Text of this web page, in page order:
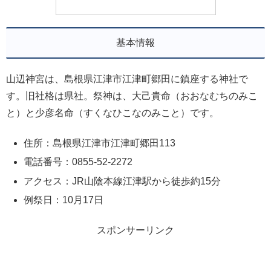
基本情報
山辺神宮は、島根県江津市江津町郷田に鎮座する神社で
す。旧社格は県社。祭神は、大己貴命（おおなむちのみこ
と）と少彦名命（すくなひこなのみこと）です。
住所：島根県江津市江津町郷田113
電話番号：0855-52-2272
アクセス：JR山陰本線江津駅から徒歩約15分
例祭日：10月17日
スポンサーリンク